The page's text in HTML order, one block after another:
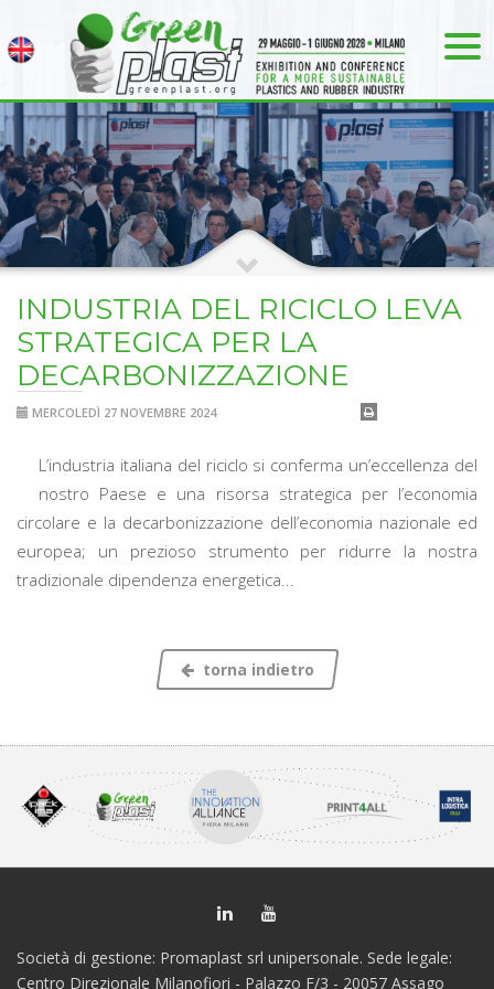
INDUSTRIA DEL RICICLO LEVA
STRATEGICA PER LA
DECARBONIZZAZIONE
MERCOLEDÌ 27 NOVEMBRE 2024
L’industria italiana del riciclo si conferma un’eccellenza del
nostro Paese e una risorsa strategica per l’economia
circolare e la decarbonizzazione dell’economia nazionale ed
europea; un prezioso strumento per ridurre la nostra
tradizionale dipendenza energetica...
torna indietro
Società di gestione: Promaplast srl unipersonale. Sede legale:
Centro Direzionale Milanofiori - Palazzo F/3 - 20057 Assago